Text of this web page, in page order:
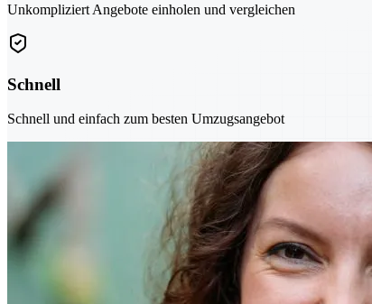
Unkompliziert Angebote einholen und vergleichen
Schnell
Schnell und einfach zum besten Umzugsangebot